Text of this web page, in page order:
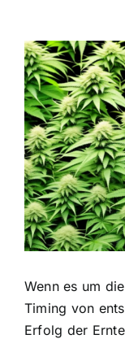
Zeige
grösseres
Bild
Wenn es um
Timing von
Erfolg der